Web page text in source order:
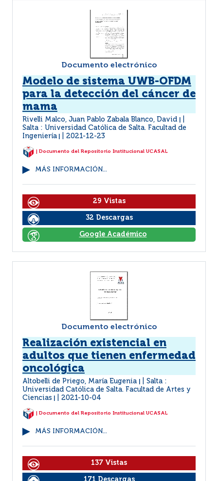
Documento electrónico
Modelo de sistema UWB-OFDM
para la detección del cáncer de
mama
Rivelli Malco, Juan Pablo Zabala Blanco, David
Salta : Universidad Católica de Salta. Facultad de
Ingeniería
2021-12-23
| Documento del Repositorio Institucional UCASAL
MÁS INFORMACIÓN...
29 Vistas
32 Descargas
Google Académico
Documento electrónico
Realización existencial en
adultos que tienen enfermedad
oncológica
Altobelli de Priego, María Eugenia
Salta :
Universidad Católica de Salta. Facultad de Artes y
Ciencias
2021-10-04
| Documento del Repositorio Institucional UCASAL
MÁS INFORMACIÓN...
137 Vistas
171 Descargas